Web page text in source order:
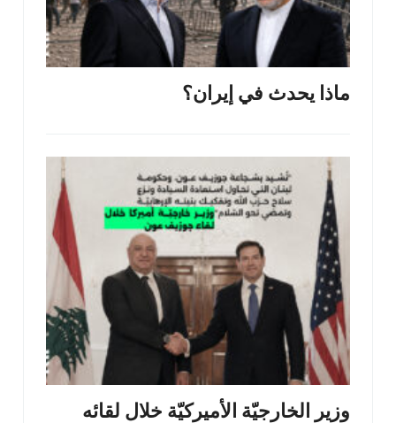
ماذا يحدث في إيران؟
وزير الخارجيّة الأميركيّة خلال لقائه